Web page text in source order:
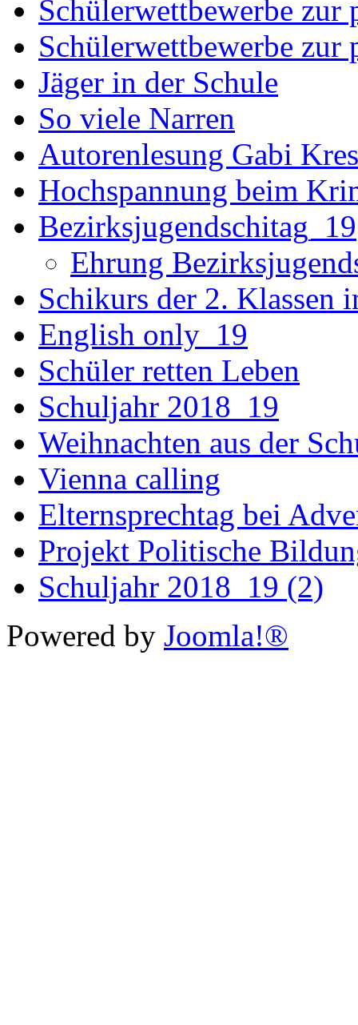
Schülerwettbewerbe
Schülerwettbewerbe
Jäger in der Schule
So viele Narren
Autorenlesung Gabi
Hochspannung beim
Bezirksjugendschitag_19
Ehrung
Schikurs der 2. Klassen
English only_19
Schüler retten Leben
Schuljahr 2018_19
Weihnachten aus der
Vienna calling
Elternsprechtag bei
Projekt Politische
Schuljahr 2018_19 (2)
Powered by Joomla!®